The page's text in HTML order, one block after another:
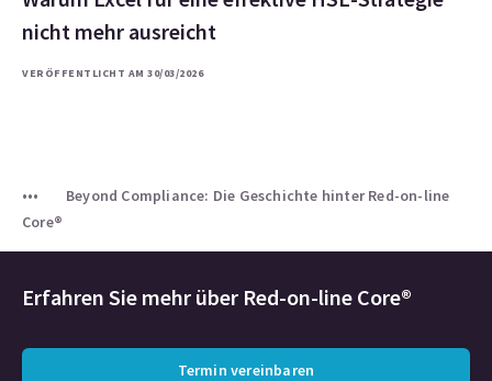
nicht mehr ausreicht
VERÖFFENTLICHT AM 30/03/2026
Beyond Compliance: Die Geschichte hinter Red-on-line
Core®
Erfahren Sie mehr über Red-on-line Core®
Termin vereinbaren